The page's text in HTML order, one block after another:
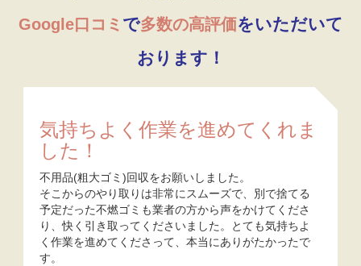
Google口コミ で多数の高評価をいただいて
おります！
気持ちよく作業を進めてくれま
した！
不用品(粗大ゴミ)回収をお願いしました。
そこからのやり取りは非常にスムーズで、別で捨てる
予定だった不燃ゴミも業者の方から声をかけてくださ
り、快く引き取ってくださいました。とても気持ちよ
く作業を進めてくださって、本当にありがたかったで
す。